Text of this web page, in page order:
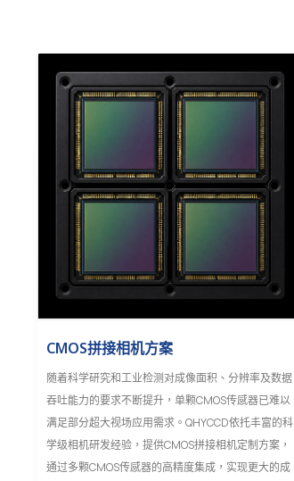
CMOS拼接相机方案
随着科学研究和工业检测对成像面积、分辨率及数据
吞吐能力的要求不断提升，单颗CMOS传感器已难以
满足部分超大视场应用需求。QHYCCD依托丰富的科
学级相机研发经验，提供CMOS拼接相机定制方案，
通过多颗CMOS传感器的高精度集成，实现更大的成